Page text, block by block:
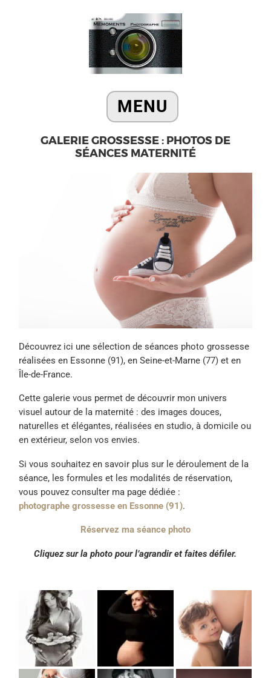
GALERIE GROSSESSE : PHOTOS DE
SÉANCES MATERNITÉ
Découvrez ici une sélection de séances photo grossesse
réalisées en Essonne (91), en Seine-et-Marne (77) et en
Île-de-France.
Cette galerie vous permet de découvrir mon univers
visuel autour de la maternité : des images douces,
naturelles et élégantes, réalisées en studio, à domicile ou
en extérieur, selon vos envies.
Si vous souhaitez en savoir plus sur le déroulement de la
séance, les formules et les modalités de réservation,
vous pouvez consulter ma page dédiée :
photographe grossesse en Essonne (91).
Réservez ma séance photo
Cliquez sur la photo pour l’agrandir et faites défiler.